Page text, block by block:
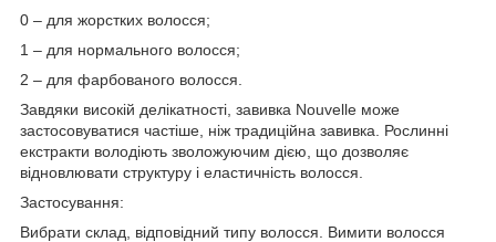
0 – для жорстких волосся;
1 – для нормального волосся;
2 – для фарбованого волосся.
Завдяки високій делікатності, завивка Nouvelle може
застосовуватися частіше, ніж традиційна завивка. Рослинні
екстракти володіють зволожуючим дією, що дозволяє
відновлювати структуру і еластичність волосся.
Застосування:
Вибрати склад, відповідний типу волосся. Вимити волосся